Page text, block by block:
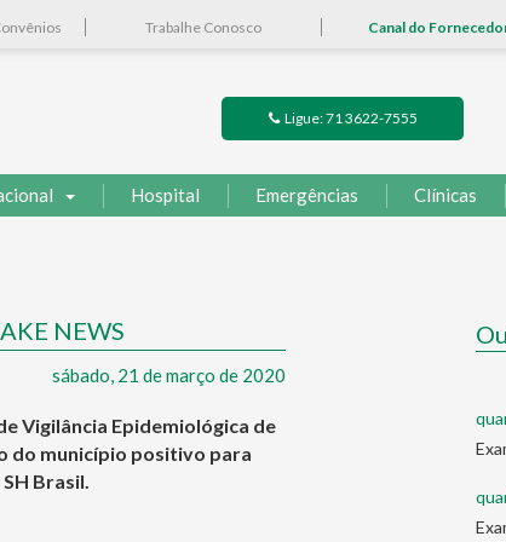
Trabalhe Conosco Canal do
Ligue: 71 3622-7555
Hospital Emergências Clínicas
NEWS
sábado, 21 de março de 2020
Vigilância Epidemiológica de
do município positivo para
Brasil.